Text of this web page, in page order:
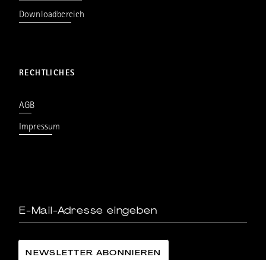
Downloadbereich
RECHTLICHES
AGB
Impressum